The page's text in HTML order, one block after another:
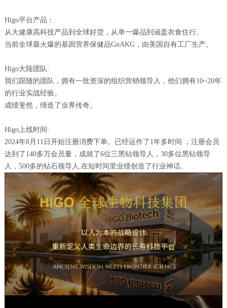
Higo平台产品：
从大健康高科技产品到全球好货，从单一爆品到涵盖衣食住行。
当前全球最火爆的基因营养保健品GnAKG，由美国自有工厂生产。
Higo大陆团队:
我们跟随的团队，拥有一批资深的组织营销领导人，他们拥有10~20年
的行业实战经验。
成绩斐然，缔造了业界传奇。
Higo上线时间:
2024年8月11日开始注册消费下单。已经运作了1年多时间 ，注册会员
达到了140多万会员量，成就了6位三黑钻领导人，30多位黑钻领导
人，500多的钻石领导人,在短时间里业绩创造了行业神话。